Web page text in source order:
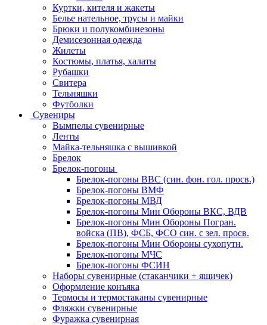
Куртки, кителя и жакеты
Белье нательное, трусы и майки
Брюки и полукомбинезоны
Демисезонная одежда
Жилеты
Костюмы, платья, халаты
Рубашки
Свитера
Тельняшки
Футболки
Сувениры
Вымпелы сувенирные
Ленты
Майка-тельняшка с вышивкой
Брелок
Брелок-погоны
Брелок-погоны ВВС (син. фон. гол. просв.)
Брелок-погоны ВМФ
Брелок-погоны МВД
Брелок-погоны Мин Обороны ВКС, ВДВ
Брелок-погоны Мин Обороны Погран.
войска (ПВ), ФСБ, ФСО син. с зел. просв.
Брелок-погоны Мин Обороны сухопутн.
Брелок-погоны МЧС
Брелок-погоны ФСИН
Наборы сувенирные (стаканчики + ящичек)
Оформление конъяка
Термосы и термостаканы сувенирные
Фляжки сувенирные
Фуражка сувенирная